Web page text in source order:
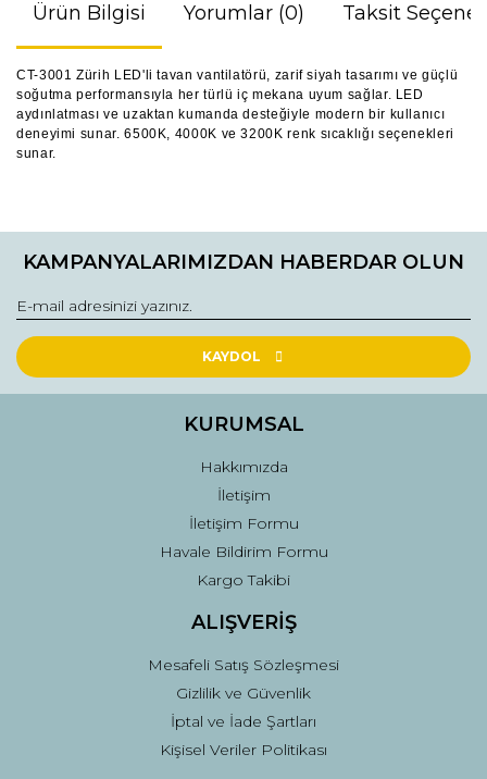
Ürün Bilgisi Yorumlar (0) Taksit
CT-3001 Zürih LED'li tavan vantilatörü, zarif siyah tasarımı ve güçlü
soğutma performansıyla her türlü iç mekana uyum sağlar. LED
aydınlatması ve uzaktan kumanda desteğiyle modern bir kullanıcı
deneyimi sunar. 6500K, 4000K ve 3200K renk sıcaklığı seçenekleri
sunar.
konularda yetersiz gördüğünüz noktaları öneri formunu
Görüş ve önerileriniz için teşekkür ederiz.
Ürün resmi kalitesiz, bozuk veya görüntülenemiyor.
Ürün açıklamasında eksik bilgiler bulunuyor.
Ürün fiyatı diğer sitelerden daha pahalı.
Gönder
KAMPANYALARIMIZDAN HABERDAR OLUN
KAYDOL
KURUMSAL
Hakkımızda
İletişim
İletişim Formu
Havale Bildirim Formu
Kargo Takibi
ALIŞVERİŞ
Mesafeli Satış Sözleşmesi
Gizlilik ve Güvenlik
İptal ve İade Şartları
Kişisel Veriler Politikası